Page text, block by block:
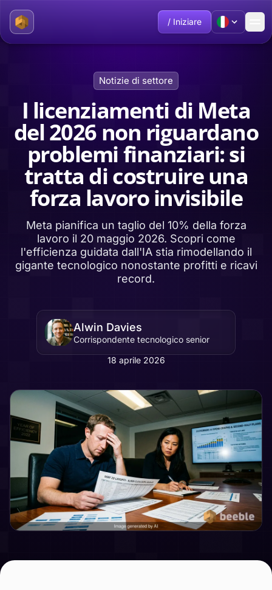
/ Iniziare
Notizie di settore
I licenziamenti di Meta
del 2026 non riguardano
problemi finanziari: si
tratta di costruire una
forza lavoro invisibile
Meta pianifica un taglio del 10% della forza
lavoro il 20 maggio 2026. Scopri come
l'efficienza guidata dall'IA stia rimodellando il
gigante tecnologico nonostante profitti e ricavi
record.
Alwin Davies
Corrispondente tecnologico senior
18 aprile 2026